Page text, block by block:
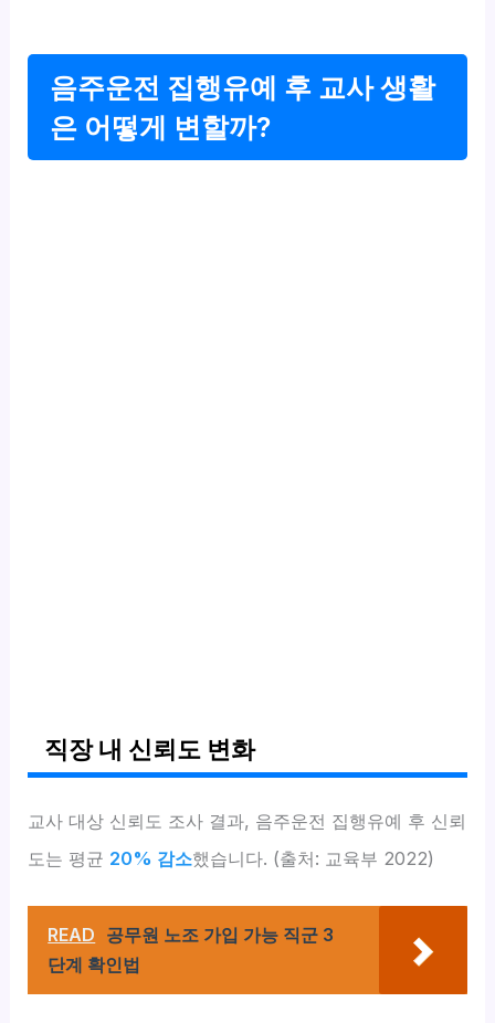
음주운전 집행유예 후 교사 생활
은 어떻게 변할까?
직장 내 신뢰도 변화
교사 대상 신뢰도 조사 결과, 음주운전 집행유예 후 신뢰
도는 평균 20% 감소했습니다. (출처: 교육부 2022)
READ 공무원 노조 가입 가능 직군 3
단계 확인법